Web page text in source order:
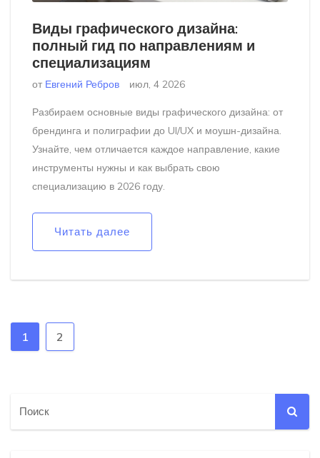
Виды графического дизайна:
полный гид по направлениям и
специализациям
от Евгений Ребров июл, 4 2026
Разбираем основные виды графического дизайна: от
брендинга и полиграфии до UI/UX и моушн-дизайна.
Узнайте, чем отличается каждое направление, какие
инструменты нужны и как выбрать свою
специализацию в 2026 году.
Читать далее
1 2